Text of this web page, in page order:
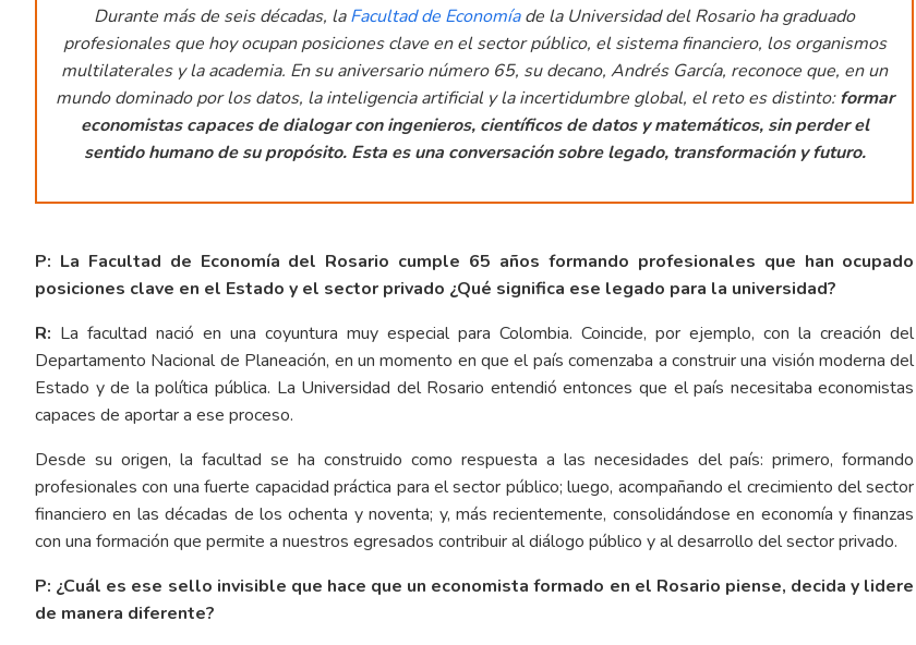
Durante más de seis décadas, laFacultad de Economíade la Universidad del Rosario ha graduado
profesionales que hoy ocupan posiciones clave en el sector público, el sistema financiero, los organismos
multilaterales y la academia. En su aniversario número 65, su decano, Andrés García, reconoce que, en un
mundo dominado por los datos, la inteligencia artificial y la incertidumbre global, el reto es distinto:formar
economistas capaces de dialogar con ingenieros, científicos de datos y matemáticos, sin perder el
sentido humano de su propósito. Esta es una conversación sobre legado, transformación y futuro.
P: La Facultad de Economía del Rosario cumple 65 años formando profesionales que han ocupado
posiciones clave en el Estado y el sector privado ¿Qué significa ese legado para la universidad?
R: La facultad nació en una coyuntura muy especial para Colombia. Coincide, por ejemplo, con la creación del
Departamento Nacional de Planeación, en un momento en que el país comenzaba a construir una visión moderna del
Estado y de la política pública. La Universidad del Rosario entendió entonces que el país necesitaba economistas
capaces de aportar a ese proceso.
Desde su origen, la facultad se ha construido como respuesta a las necesidades del país: primero, formando
profesionales con una fuerte capacidad práctica para el sector público; luego, acompañando el crecimiento del sector
financiero en las décadas de los ochenta y noventa; y, más recientemente, consolidándose en economía y finanzas
con una formación que permite a nuestros egresados contribuir al diálogo público y al desarrollo del sector privado.
P: ¿Cuál es ese sello invisible que hace que un economista formado en el Rosario piense, decida y lidere
de manera diferente?